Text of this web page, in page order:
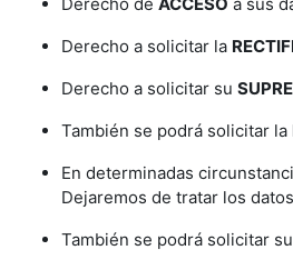
Derecho a solicitar la
Derecho a solicitar su
También se podrá solicitar la
En determinadas
Dejaremos de tratar los
También se podrá solicitar